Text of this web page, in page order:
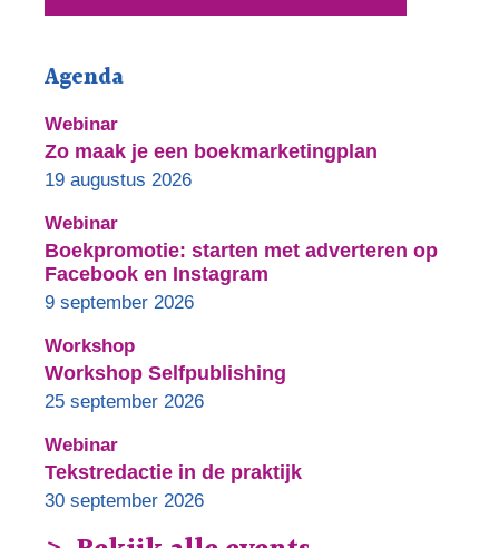
Agenda
Webinar
Zo maak je een boekmarketingplan
19 augustus 2026
Webinar
Boekpromotie: starten met adverteren op
Facebook en Instagram
9 september 2026
Workshop
Workshop Selfpublishing
25 september 2026
Webinar
Tekstredactie in de praktijk
30 september 2026